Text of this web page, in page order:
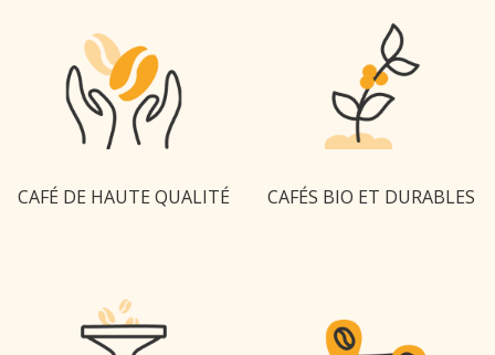
CAFÉ DE HAUTE QUALITÉ CAFÉS BIO ET DURABLES